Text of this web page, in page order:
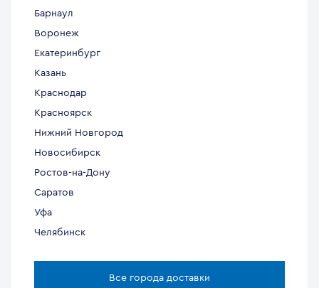
Барнаул
Воронеж
Екатеринбург
Казань
Краснодар
Красноярск
Нижний Новгород
Новосибирск
Ростов-на-Дону
Саратов
Уфа
Челябинск
Все города доставки